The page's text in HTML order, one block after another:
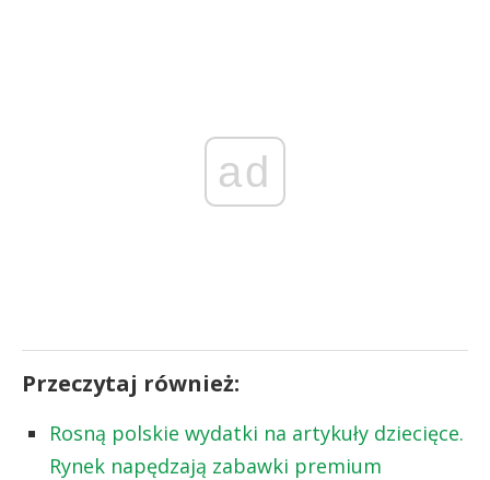
ad
Przeczytaj również:
Rosną polskie wydatki na artykuły dziecięce.
Rynek napędzają zabawki premium